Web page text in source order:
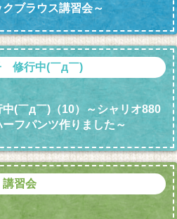
ブラウス講習会～
修行中(￣д￣)
(￣д￣)（10）～シャリオ880
フパンツ作りました～
講習会